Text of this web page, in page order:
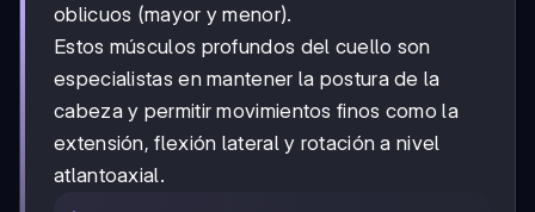
oblicuos (mayor y menor).
Estos músculos profundos del cuello son
especialistas en mantener la postura de la
cabeza y permitir movimientos finos como la
extensión, flexión lateral y rotación a nivel
atlantoaxial.